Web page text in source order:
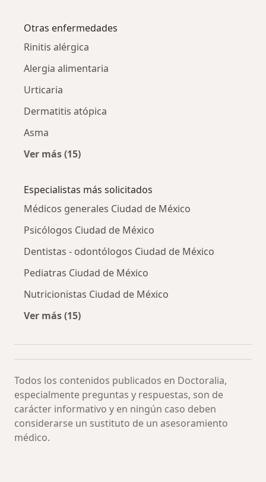
Otras enfermedades
Rinitis alérgica
Alergia alimentaria
Urticaria
Dermatitis atópica
Asma
Ver más (15)
Especialistas más solicitados
Médicos generales Ciudad de México
Psicólogos Ciudad de México
Dentistas - odontólogos Ciudad de México
Pediatras Ciudad de México
Nutricionistas Ciudad de México
Ver más (15)
Todos los contenidos publicados en Doctoralia,
especialmente preguntas y respuestas, son de
carácter informativo y en ningún caso deben
considerarse un sustituto de un asesoramiento
médico.